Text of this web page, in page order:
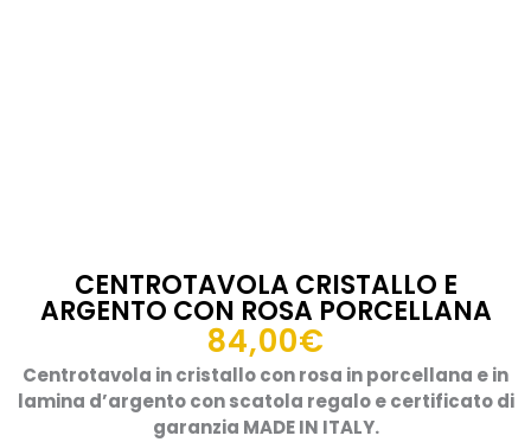
CENTROTAVOLA CRISTALLO E
ARGENTO CON ROSA PORCELLANA
84,00€
Centrotavola in cristallo con rosa in porcellana e in
lamina d’argento con scatola regalo e certificato di
garanzia MADE IN ITALY.